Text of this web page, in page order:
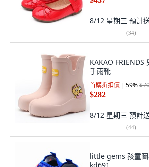
8/12 星期三 預計
(34)
KAKAO FRIENDS
手雨靴
首購折扣價 59%
$282
8/12 星期三 預計
(44)
little gems 孩童圖